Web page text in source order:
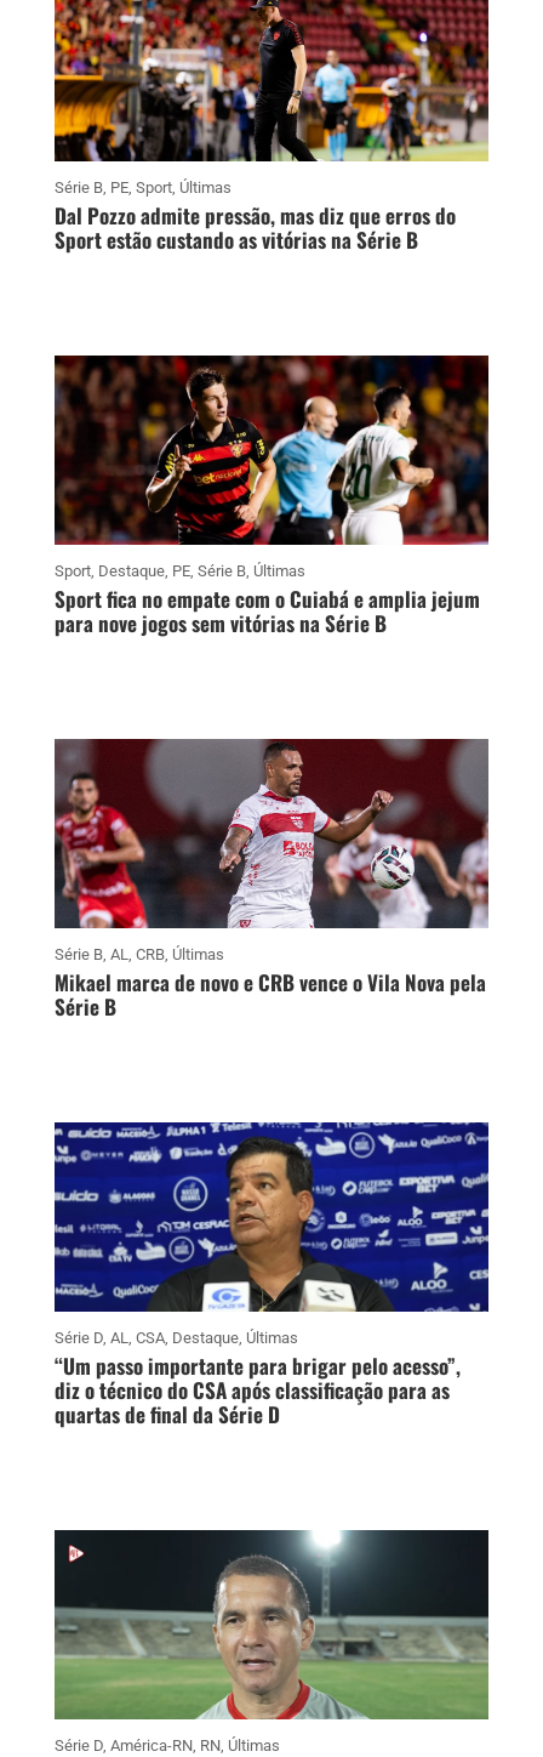
Série B, PE, Sport, Últimas
Dal Pozzo admite pressão, mas diz que erros do
Sport estão custando as vitórias na Série B
Sport, Destaque, PE, Série B, Últimas
Sport fica no empate com o Cuiabá e amplia jejum
para nove jogos sem vitórias na Série B
Série B, AL, CRB, Últimas
Mikael marca de novo e CRB vence o Vila Nova pela
Série B
Série D, AL, CSA, Destaque, Últimas
“Um passo importante para brigar pelo acesso”,
diz o técnico do CSA após classificação para as
quartas de final da Série D
Série D, América-RN, RN, Últimas